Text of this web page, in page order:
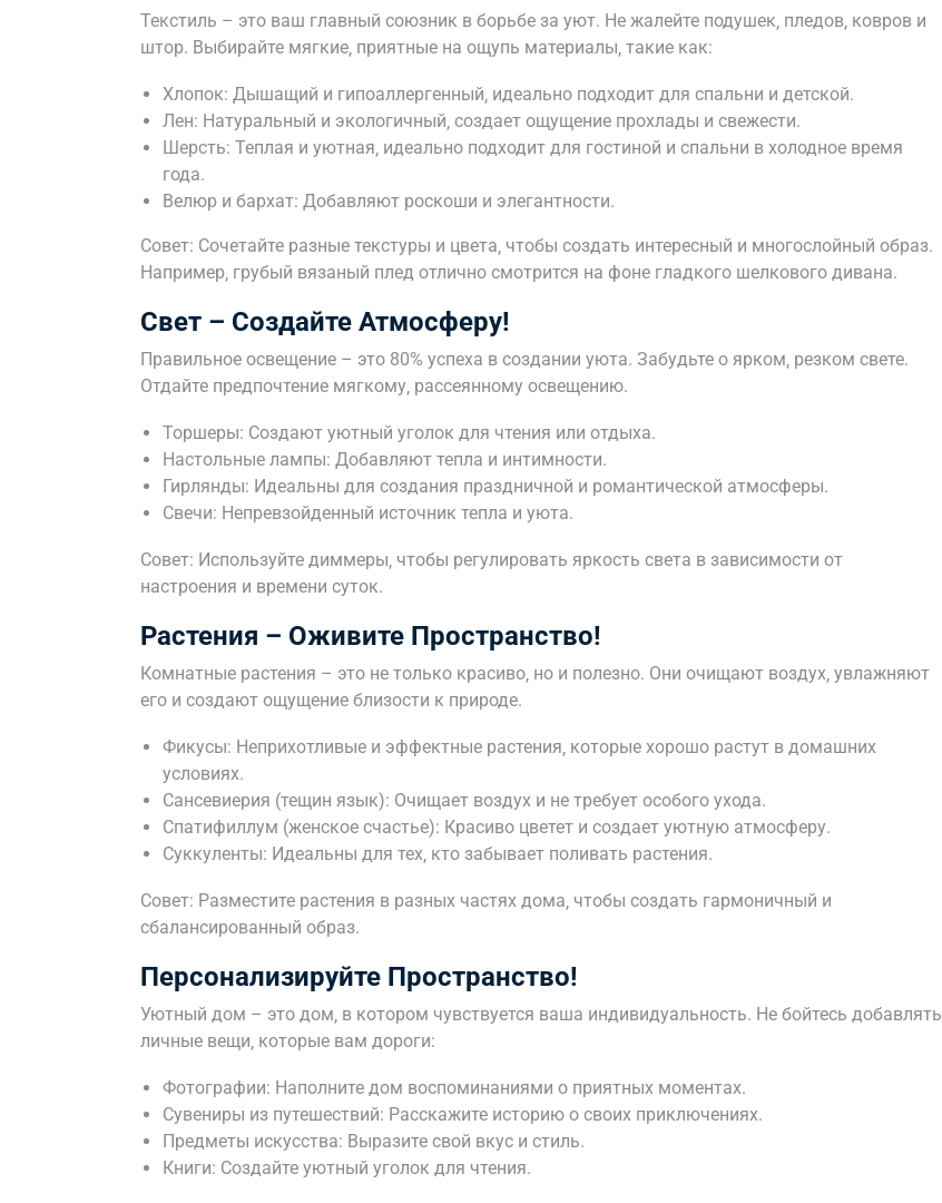
Текстиль – это ваш главный союзник в борьбе за уют. Не жалейте подушек‚ пледов‚ ковров и
штор. Выбирайте мягкие‚ приятные на ощупь материалы‚ такие как:
Хлопок: Дышащий и гипоаллергенный‚ идеально подходит для спальни и детской.
Лен: Натуральный и экологичный‚ создает ощущение прохлады и свежести.
Шерсть: Теплая и уютная‚ идеально подходит для гостиной и спальни в холодное время
года.
Велюр и бархат: Добавляют роскоши и элегантности.
Совет: Сочетайте разные текстуры и цвета‚ чтобы создать интересный и многослойный образ.
Например‚ грубый вязаный плед отлично смотрится на фоне гладкого шелкового дивана.
Свет – Создайте Атмосферу!
Правильное освещение – это 80% успеха в создании уюта. Забудьте о ярком‚ резком свете.
Отдайте предпочтение мягкому‚ рассеянному освещению.
Торшеры: Создают уютный уголок для чтения или отдыха.
Настольные лампы: Добавляют тепла и интимности.
Гирлянды: Идеальны для создания праздничной и романтической атмосферы.
Свечи: Непревзойденный источник тепла и уюта.
Совет: Используйте диммеры‚ чтобы регулировать яркость света в зависимости от
настроения и времени суток.
Растения – Оживите Пространство!
Комнатные растения – это не только красиво‚ но и полезно. Они очищают воздух‚ увлажняют
его и создают ощущение близости к природе.
Фикусы: Неприхотливые и эффектные растения‚ которые хорошо растут в домашних
условиях.
Сансевиерия (тещин язык): Очищает воздух и не требует особого ухода.
Спатифиллум (женское счастье): Красиво цветет и создает уютную атмосферу.
Суккуленты: Идеальны для тех‚ кто забывает поливать растения.
Совет: Разместите растения в разных частях дома‚ чтобы создать гармоничный и
сбалансированный образ.
Персонализируйте Пространство!
Уютный дом – это дом‚ в котором чувствуется ваша индивидуальность. Не бойтесь добавлять
личные вещи‚ которые вам дороги:
Фотографии: Наполните дом воспоминаниями о приятных моментах.
Сувениры из путешествий: Расскажите историю о своих приключениях.
Предметы искусства: Выразите свой вкус и стиль.
Книги: Создайте уютный уголок для чтения.